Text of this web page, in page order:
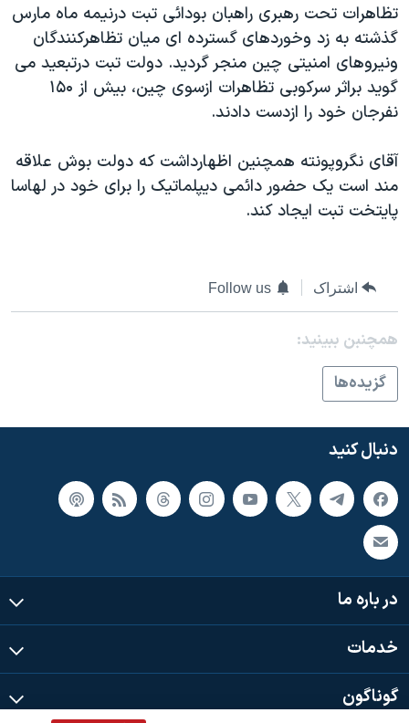
علم و فناوری
اسرائیل در جنگ
گالری عکس
آرشیو پخش زنده
رمز مهسا
ورزش زنان در ایران
اعتراضات زن، زندگی، آزادی
مجموعه مستندهای دادخواهی
تریبونال مردمی آبان ۹۸
دادگاه حمید نوری
چهل سال گروگان‌گیری
اعتراضات مردمی آبان ۹۸
اسرائیل در جنگ
نرگس محمدی برنده جایزه نوبل صلح
همایش محافظه‌کاران آمریکا «سی‌پک»
سفر پرزیدنت ترامپ به چین
زبانهای مختلف
تظاهرات تحت رهبری راهبان بودائی تبت درنیمه ماه مارس
گذشته به زد وخوردهای گسترده ای میان تظاهرکنندگان
ونیروهای امنیتی چین منجر گردید. دولت تبت درتبعید می
گوید براثر سرکوبی تظاهرات ازسوی چین، بیش از ۱۵۰
نفرجان خود را ازدست دادند.
آقای نگروپونته همچنین اظهارداشت که دولت بوش علاقه
مند است یک حضور دائمی دیپلماتیک را برای خود در لهاسا
پایتخت تبت ایجاد کند.
اشتراک Follow us
همچنبن ببینید:
گزيده‌ها
دنبال کنید
در باره ما
خدمات
گوناگون